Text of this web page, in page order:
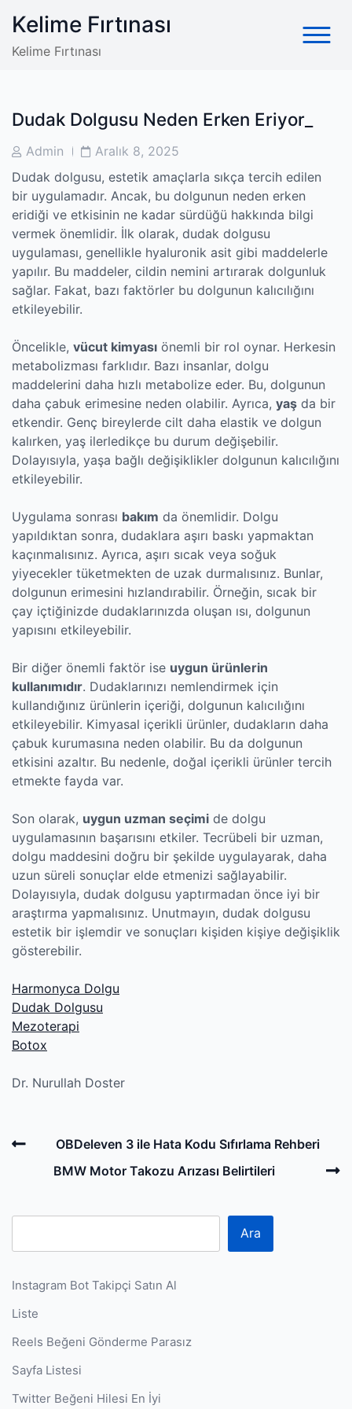
content
Kelime Fırtınası
Kelime Fırtınası
Dudak Dolgusu Neden Erken Eriyor_
PostAdmin
PostAralık 8, 2025
Dudak dolgusu, estetik amaçlarla sıkça tercih edilen
bir uygulamadır. Ancak, bu dolgunun neden erken
eridiği ve etkisinin ne kadar sürdüğü hakkında bilgi
vermek önemlidir. İlk olarak, dudak dolgusu
uygulaması, genellikle hyaluronik asit gibi maddelerle
yapılır. Bu maddeler, cildin nemini artırarak dolgunluk
sağlar. Fakat, bazı faktörler bu dolgunun kalıcılığını
etkileyebilir.
Öncelikle, vücut kimyası önemli bir rol oynar. Herkesin
metabolizması farklıdır. Bazı insanlar, dolgu
maddelerini daha hızlı metabolize eder. Bu, dolgunun
daha çabuk erimesine neden olabilir. Ayrıca, yaş da bir
etkendir. Genç bireylerde cilt daha elastik ve dolgun
kalırken, yaş ilerledikçe bu durum değişebilir.
Dolayısıyla, yaşa bağlı değişiklikler dolgunun kalıcılığını
etkileyebilir.
Uygulama sonrası bakım da önemlidir. Dolgu
yapıldıktan sonra, dudaklara aşırı baskı yapmaktan
kaçınmalısınız. Ayrıca, aşırı sıcak veya soğuk
yiyecekler tüketmekten de uzak durmalısınız. Bunlar,
dolgunun erimesini hızlandırabilir. Örneğin, sıcak bir
çay içtiğinizde dudaklarınızda oluşan ısı, dolgunun
yapısını etkileyebilir.
Bir diğer önemli faktör ise uygun ürünlerin
kullanımıdır. Dudaklarınızı nemlendirmek için
kullandığınız ürünlerin içeriği, dolgunun kalıcılığını
etkileyebilir. Kimyasal içerikli ürünler, dudakların daha
çabuk kurumasına neden olabilir. Bu da dolgunun
etkisini azaltır. Bu nedenle, doğal içerikli ürünler tercih
etmekte fayda var.
Son olarak, uygun uzman seçimi de dolgu
uygulamasının başarısını etkiler. Tecrübeli bir uzman,
dolgu maddesini doğru bir şekilde uygulayarak, daha
uzun süreli sonuçlar elde etmenizi sağlayabilir.
Dolayısıyla, dudak dolgusu yaptırmadan önce iyi bir
araştırma yapmalısınız. Unutmayın, dudak dolgusu
estetik bir işlemdir ve sonuçları kişiden kişiye değişiklik
gösterebilir.
Harmonyca Dolgu
Dudak Dolgusu
Mezoterapi
Botox
Dr. Nurullah Doster
Post
navigation
PreviousOBDeleven 3 ile Hata Kodu Sıfırlama Rehberi
BMW Motor Takozu Arızası Belirtileri
Ara
Instagram Bot Takipçi Satın Al
Liste
Reels Beğeni Gönderme Parasız
Sayfa Listesi
Twitter Beğeni Hilesi En İyi